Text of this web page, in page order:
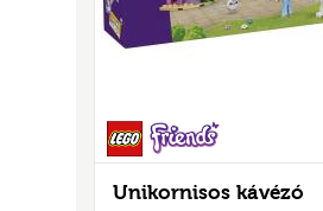
Unikornisos kávézó